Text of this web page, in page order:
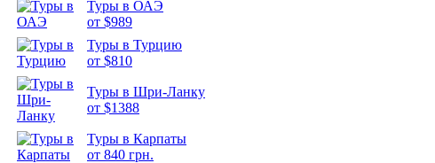
Туры в ОАЭ
от $989
Туры в Турцию
от $810
Туры в Шри-Ланку
от $1388
Туры в Карпаты
от 840 грн.